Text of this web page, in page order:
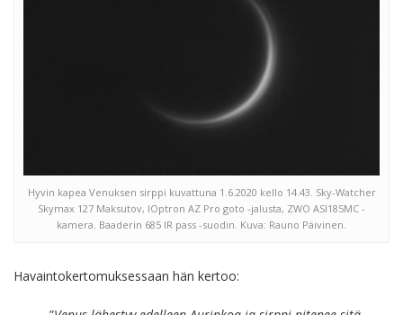
Hyvin kapea Venuksen sirppi kuvattuna 1.6.2020 kello 14.43. Sky-Watcher
Skymax 127 Maksutov, IOptron AZ Pro goto -jalusta, ZWO ASI185MC -
kamera. Baaderin 685 IR pass -suodin. Kuva: Rauno Päivinen.
Havaintokertomuksessaan hän kertoo: